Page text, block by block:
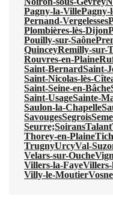
Pagny-la-VillePagny-
Pernand-Vergelesses
Plombières-lès-Dijon
Pouilly-sur-Saône
QuinceyRemilly-sur-
Rouvres-en-Plaine
Saint-BernardSaint-
Saint-Nicolas-lès-
Saint-Seine-en-Bâche
Saint-UsageSainte-
Saulon-la-Chapelle
SavougesSegrois
Seurre;SoiransTalant
Thorey-en-Plaine
TrugnyUrcyVal-
Velars-sur-Ouche
Villers-la-FayeVillers-
Villy-le-Moutier